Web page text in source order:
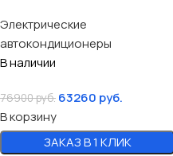
Электрические
автокондиционеры
В наличии
76900руб. 63260 руб.
В корзину
ЗАКАЗ В 1 КЛИК